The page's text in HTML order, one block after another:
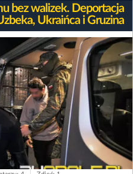
bez walizek. Deportacja
Ukraińca i Gruzina